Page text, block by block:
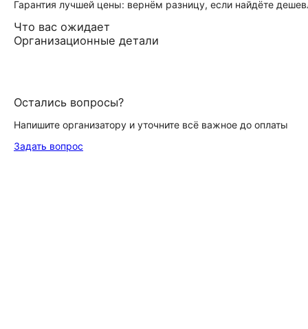
Гарантия лучшей цены: вернём разницу, если найдёте
Что вас ожидает
Организационные детали
Остались вопросы?
Напишите организатору и уточните всё важное до оплаты
Задать вопрос